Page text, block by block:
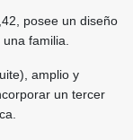
posee un diseño
familia.
amplio y
un tercer